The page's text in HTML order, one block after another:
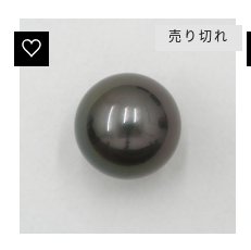
売り切れ